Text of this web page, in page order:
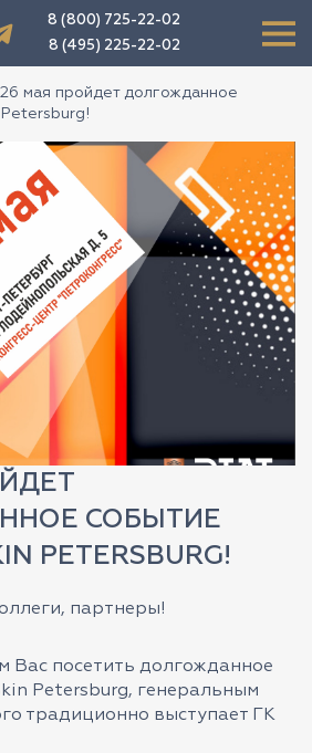
8 (800) 725-22-02
8 (495) 225-22-02
26 мая пройдет долгожданное
СОБЫТИЕ
PETERSBURG!
партнеры!
Вас посетить долгожданное
Petersburg, генеральным
традиционно выступает ГК